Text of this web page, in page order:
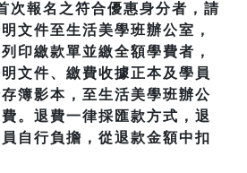
次報名之符合優惠身分者，請
文件至生活美學班辦公室，
印繳款單並繳全額學費者，
文件、繳費收據正本及學員
簿影本，至生活美學班辦公
。 退費一律採匯款方式，退
自行負擔，從退款金額中扣